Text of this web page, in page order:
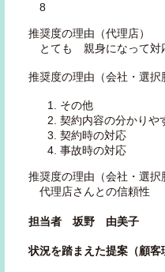
8
推奨度の理由（代理店）
とても 親身になって対
推奨度の理由（会社・選択
その他
契約内容の分かりや
契約時の対応
事故時の対応
推奨度の理由（会社・選択
代理店さんとの信頼性
担当者 坂野 由美子
状況を踏まえた提案（顧客